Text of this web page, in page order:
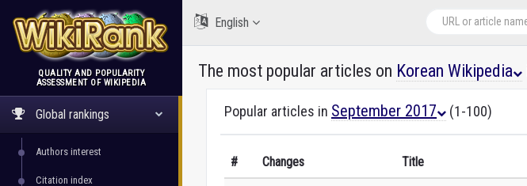
WikiRank
QUALITY AND POPULARITY
ASSESSMENT OF WIKIPEDIA
Global rankings
Authors interest
Citation index
English
The most popular articles on Korean Wikipedia
Popular articles in September 2017 (1-100)
# Changes Title